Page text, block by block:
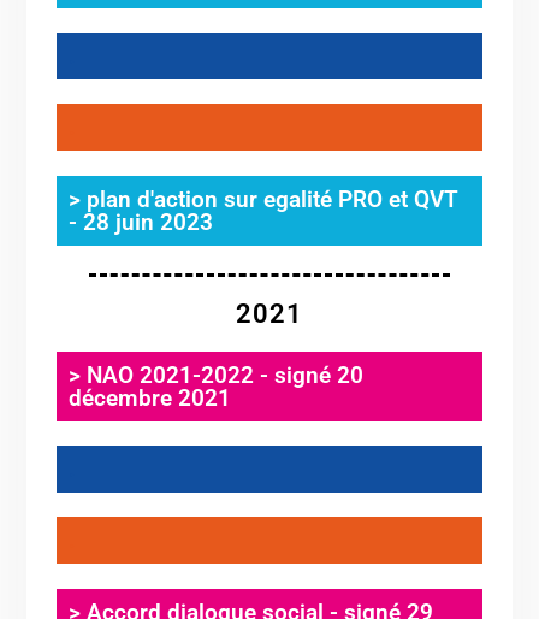
> plan d'action sur egalité PRO et QVT
- 28 juin 2023
2021
> NAO 2021-2022 - signé 20
décembre 2021
> Accord dialogue social - signé 29